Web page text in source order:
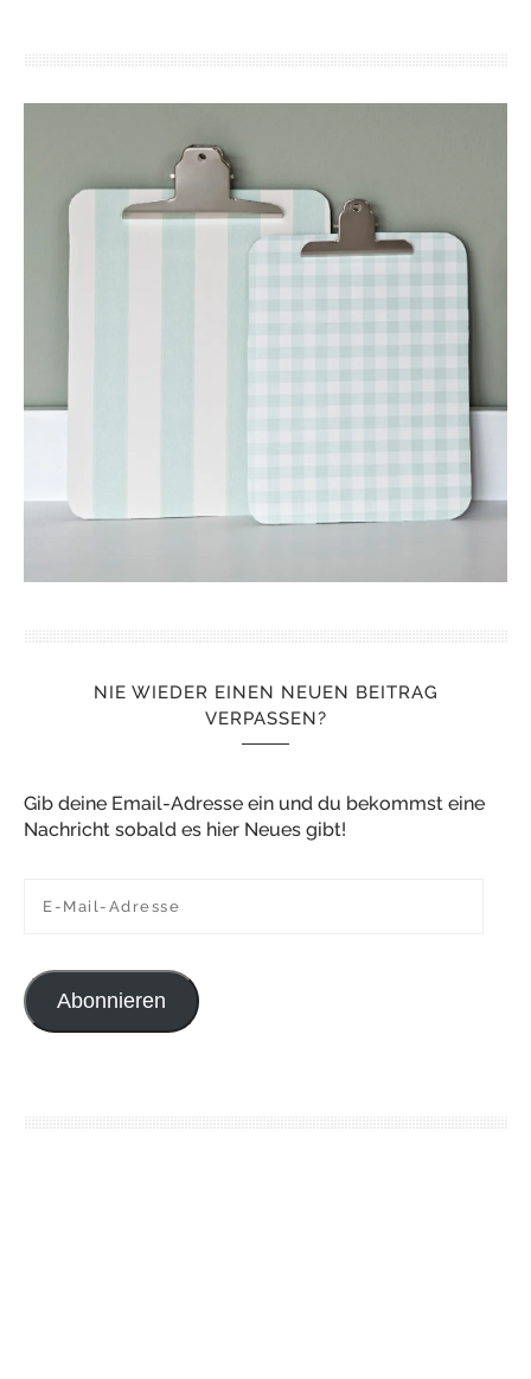
NIE WIEDER EINEN NEUEN BEITRAG
VERPASSEN?
Gib deine Email-Adresse ein und du bekommst eine
Nachricht sobald es hier Neues gibt!
Abonnieren